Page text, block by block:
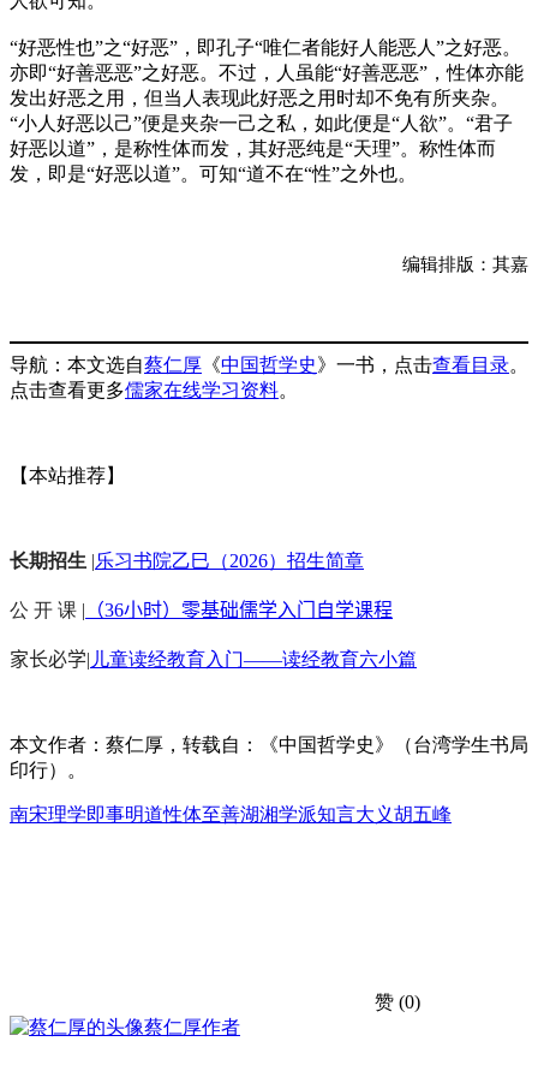
“好恶性也”之“好恶”，即孔子“唯仁者能好人能恶人”之好恶。
亦即“好善恶恶”之好恶。不过，人虽能“好善恶恶”，性体亦能
发出好恶之用，但当人表现此好恶之用时却不免有所夹杂。
“小人好恶以己”便是夹杂一己之私，如此便是“人欲”。“君子
好恶以道”，是称性体而发，其好恶纯是“天理”。称性体而
发，即是“好恶以道”。可知“道不在“性”之外也。
编辑排版：其嘉
导航：本文选自蔡仁厚 《中国哲学史》一书，点击查看目录。
点击查看更多儒家在线学习资料。
【本站推荐】
长期招生 |乐习书院乙巳（2026）招生简章
公 开 课 | （36小时）零基础儒学入门自学课程
家长必学| 儿童读经教育入门——读经教育六小篇
本文作者：蔡仁厚，转载自：《中国哲学史》（台湾学生书局
印行）。
南宋理学即事明道性体至善湖湘学派知言大义胡五峰
赞 (0)
蔡仁厚作者